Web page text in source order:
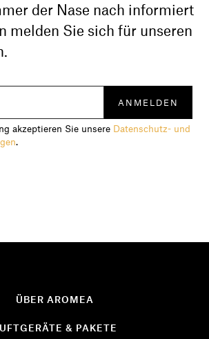
der Nase nach informiert
melden Sie sich für unseren
akzeptieren Sie unsere Datenschutz- und
.
ÜBER AROMEA
& PAKETE